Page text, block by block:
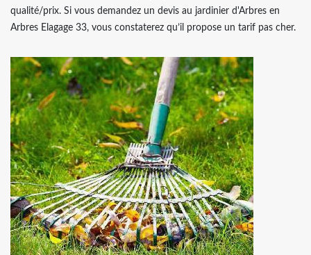
qualité/prix. Si vous demandez un devis au jardinier d'Arbres en
Arbres Elagage 33, vous constaterez qu’il propose un tarif pas cher.